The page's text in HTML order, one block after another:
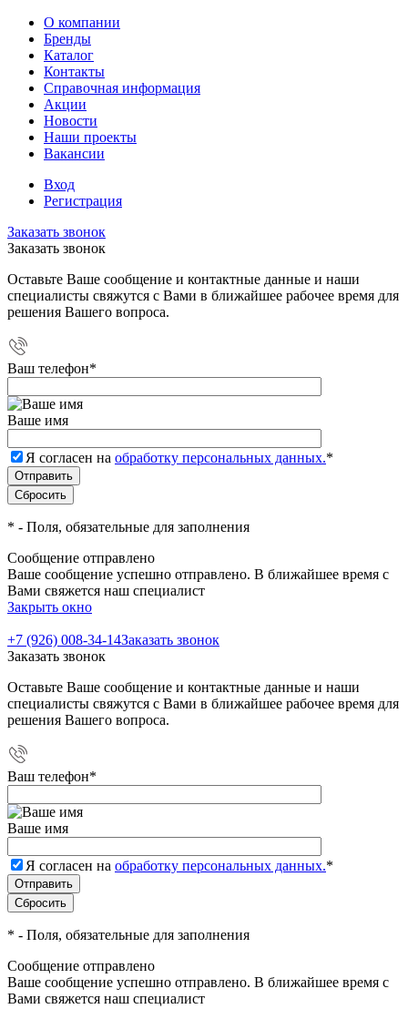
О компании
Бренды
Каталог
Контакты
Справочная информация
Акции
Новости
Наши проекты
Вакансии
Вход
Регистрация
Заказать звонок
Заказать звонок
Оставьте Ваше сообщение и контактные данные и наши
специалисты свяжутся с Вами в ближайшее рабочее время для
решения Вашего вопроса.
Ваш телефон*
Ваше имя
Я согласен на обработку персональных данных.*
* - Поля, обязательные для заполнения
Сообщение отправлено
Ваше сообщение успешно отправлено. В ближайшее время с
Вами свяжется наш специалист
Закрыть окно
+7 (926) 008-34-14Заказать звонок
Заказать звонок
Оставьте Ваше сообщение и контактные данные и наши
специалисты свяжутся с Вами в ближайшее рабочее время для
решения Вашего вопроса.
Ваш телефон*
Ваше имя
Я согласен на обработку персональных данных.*
* - Поля, обязательные для заполнения
Сообщение отправлено
Ваше сообщение успешно отправлено. В ближайшее время с
Вами свяжется наш специалист